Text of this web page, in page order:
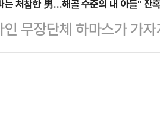
하고 불편하게 해 드린 점
부담드릴 수는 없다고
출했다"고…
브랜드 게스(Guess) 광
자들의 반발이 이어지고
와 가방을 들고 활짝 웃으
는 처참한 男…해골 수준의 내 아들" 잔
무장단체 하마스가 가
연이어 공개하고 있다.